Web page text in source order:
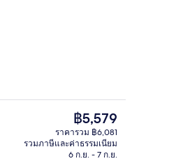
บริเวณนั่งเล่นที่ล็อบบี้
ราคา
ปัจจุบัน
฿5,579
฿5,579
ราคารวม ฿6,081
รวมภาษีและค่าธรรมเนียม
6 ก.ย. - 7 ก.ย.